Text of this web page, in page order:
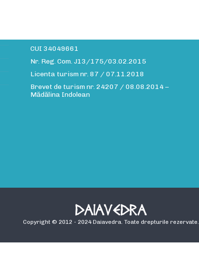
CUI 34049661
Nr. Reg. Com. J13/175/03.02.2015
Licenta turism nr. 87 / 07.11.2018
Brevet de turism nr. 24207 / 08.08.2014 –
Mădălina Indolean
Copyright © 2012 - 2024 Daiavedra. Toate drepturile rezervate.